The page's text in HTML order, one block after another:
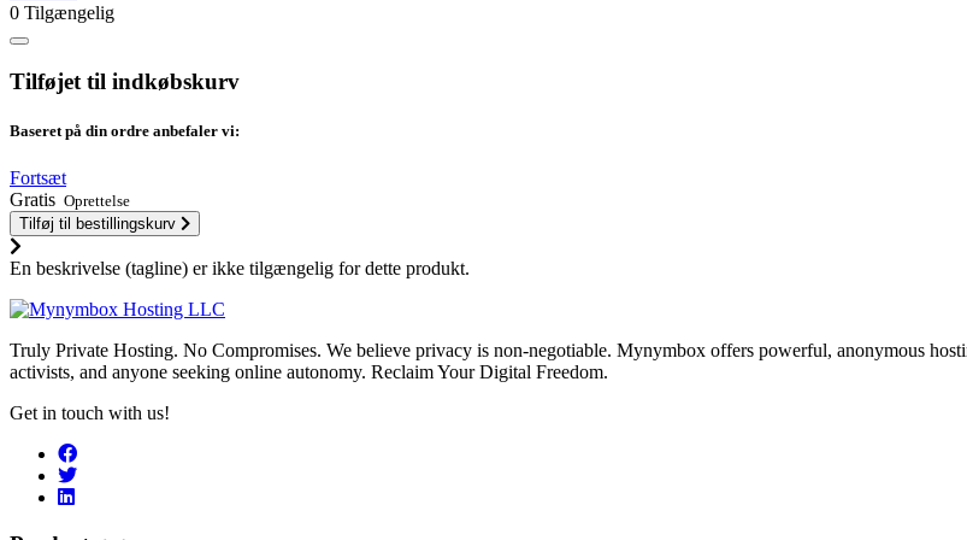
0 Tilgængelig
Tilføjet til indkøbskurv
Baseret på din ordre anbefaler vi:
Fortsæt
Gratis Oprettelse
Tilføj til bestillingskurv
En beskrivelse (tagline) er ikke tilgængelig for dette produkt.
Truly Private Hosting. No Compromises. We believe privacy is non-negotiable. Mynymbox offers powerful, anonymous
activists, and anyone seeking online autonomy. Reclaim Your Digital Freedom.
Get in touch with us!